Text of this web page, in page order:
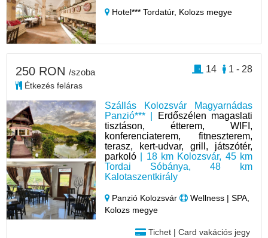
Hotel*** Tordatúr, Kolozs megye
Szállás Kolozsvár Magyarnádas
Panzió*** |
Erdőszélen magaslati
tisztáson, étterem, WIFI,
konferenciaterem, fitneszterem,
terasz, kert-udvar, grill, játszótér,
parkoló | 18 km Kolozsvár, 45 km
Tordai Sóbánya, 48 km
Kalotaszentkirály
Panzió Kolozsvár
Wellness | SPA,
Kolozs megye
Tichet | Card vakációs jegy
250 RON /szoba
Étkezés feláras
1 - 28
14